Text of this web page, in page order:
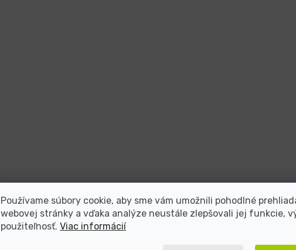
Používame súbory cookie, aby sme vám umožnili pohodlné
webovej stránky a vďaka analýze neustále zlepšovali jej funkcie,
použiteľnosť. Viac informácií